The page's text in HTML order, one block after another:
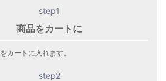
step1
商品をカートに
カートに入れます。
step2